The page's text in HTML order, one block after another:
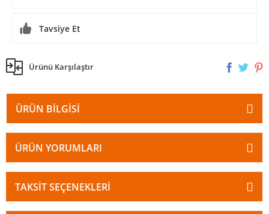
Tavsiye Et
Ürünü Karşılaştır
ÜRÜN BILGISI
ÜRÜN YORUMLARI
TAKSIT SEÇENEKLERI